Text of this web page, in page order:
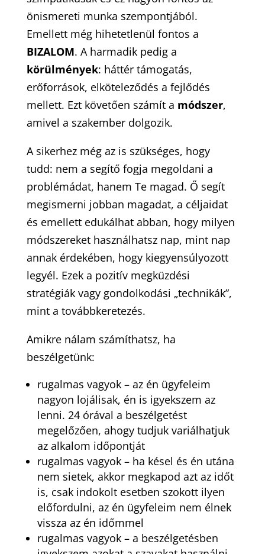
önismereti munka szempontjából.
Emellett még hihetetlenül fontos a
BIZALOM. A harmadik pedig a
körülmények: háttér támogatás,
erőforrások, elköteleződés a fejlődés
mellett. Ezt követően számít a módszer,
amivel a szakember dolgozik.
A sikerhez még az is szükséges, hogy
tudd: nem a segítő fogja megoldani a
problémádat, hanem Te magad. Ő segít
megismerni jobban magadat, a céljaidat
és emellett edukálhat abban, hogy milyen
módszereket használhatsz nap, mint nap
annak érdekében, hogy kiegyensúlyozott
legyél. Ezek a pozitív megküzdési
stratégiák vagy gondolkodási „technikák”,
mint a továbbkeretezés.
Amikre nálam számíthatsz, ha
beszélgetünk:
rugalmas vagyok – az én ügyfeleim
nagyon lojálisak, én is igyekszem az
lenni. 24 órával a beszélgetést
megelőzően, ahogy tudjuk variálhatjuk
az alkalom időpontját
rugalmas vagyok – ha késel és én utána
nem sietek, akkor megkapod azt az időt
is, csak indokolt esetben szokott ilyen
előfordulni, az én ügyfeleim nem élnek
vissza az én időmmel
rugalmas vagyok – a beszélgetésben